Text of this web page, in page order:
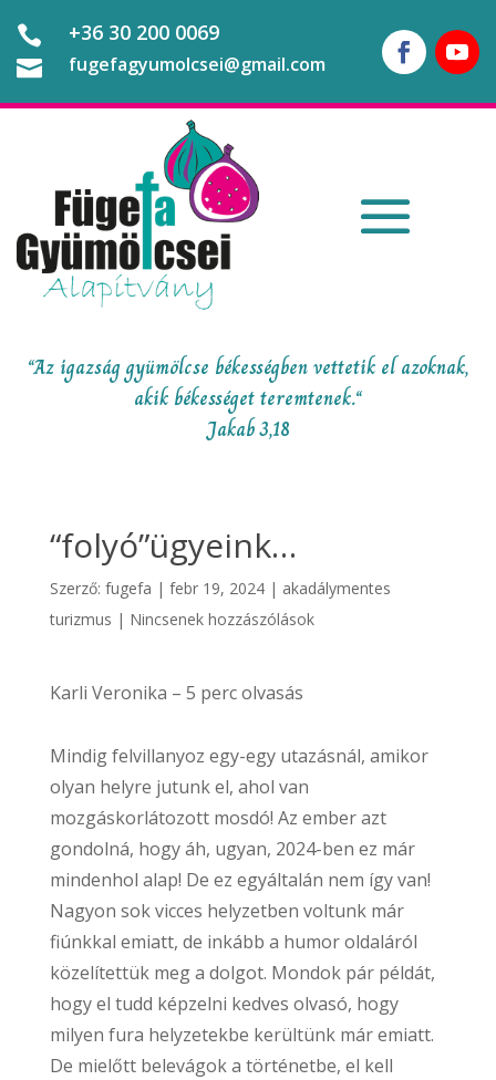
 +36 30 200 0069
 fugefagyumolcsei@gmail.com
“Az igazság gyümölcse békességben vettetik el azoknak,
akik békességet teremtenek.“
Jakab 3,18
“folyó”ügyeink…
Szerző: fugefa | febr 19, 2024| akadálymentes
turizmus | Nincsenek hozzászólások
Karli Veronika – 5 perc olvasás
Mindig felvillanyoz egy-egy utazásnál, amikor
olyan helyre jutunk el, ahol van
mozgáskorlátozott mosdó! Az ember azt
gondolná, hogy áh, ugyan, 2024-ben ez már
mindenhol alap! De ez egyáltalán nem így van!
Nagyon sok vicces helyzetben voltunk már
fiúnkkal emiatt, de inkább a humor oldaláról
közelítettük meg a dolgot. Mondok pár példát,
hogy el tudd képzelni kedves olvasó, hogy
milyen fura helyzetekbe kerültünk már emiatt.
De mielőtt belevágok a történetbe, el kell